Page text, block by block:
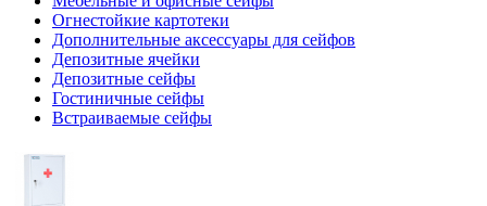
Огнестойкие картотеки
Дополнительные аксессуары для сейфов
Депозитные ячейки
Депозитные сейфы
Гостиничные сейфы
Встраиваемые сейфы